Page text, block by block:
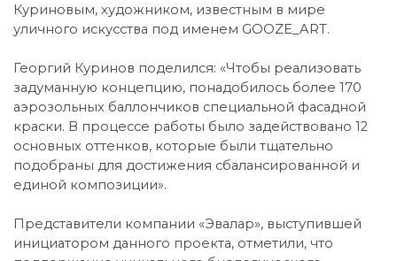
Куриновым, художником, известным в мире
уличного искусства под именем GOOZE_ART.
Георгий Куринов поделился: «Чтобы реализовать
задуманную концепцию, понадобилось более 170
аэрозольных баллончиков специальной фасадной
краски. В процессе работы было задействовано 12
основных оттенков, которые были тщательно
подобраны для достижения сбалансированной и
единой композиции».
Представители компании «Эвалар», выступившей
инициатором данного проекта, отметили, что